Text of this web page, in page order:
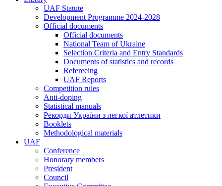
UAF Statute
Development Programme 2024-2028
Official documents
Official documents
National Team of Ukraine
Selection Criteria and Entry Standards
Documents of statistics and records
Refereeing
UAF Reports
Competition rules
Anti-doping
Statistical manuals
Рекорди України з легкої атлетики
Booklets
Methodological materials
UAF
Conference
Honorary members
President
Council